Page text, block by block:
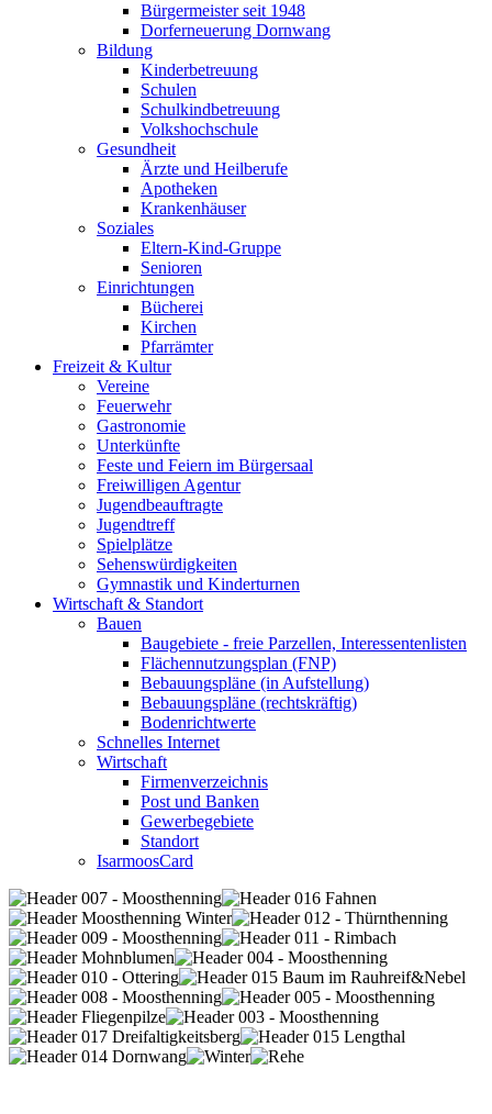
Bürgermeister seit 1948
Dorferneuerung Dornwang
Bildung
Kinderbetreuung
Schulen
Schulkindbetreuung
Volkshochschule
Gesundheit
Ärzte und Heilberufe
Apotheken
Krankenhäuser
Soziales
Eltern-Kind-Gruppe
Senioren
Einrichtungen
Bücherei
Kirchen
Pfarrämter
Freizeit & Kultur
Vereine
Feuerwehr
Gastronomie
Unterkünfte
Feste und Feiern im Bürgersaal
Freiwilligen Agentur
Jugendbeauftragte
Jugendtreff
Spielplätze
Sehenswürdigkeiten
Gymnastik und Kinderturnen
Wirtschaft & Standort
Bauen
Baugebiete - freie Parzellen, Interessentenlisten
Flächennutzungsplan (FNP)
Bebauungspläne (in Aufstellung)
Bebauungspläne (rechtskräftig)
Bodenrichtwerte
Schnelles Internet
Wirtschaft
Firmenverzeichnis
Post und Banken
Gewerbegebiete
Standort
IsarmoosCard